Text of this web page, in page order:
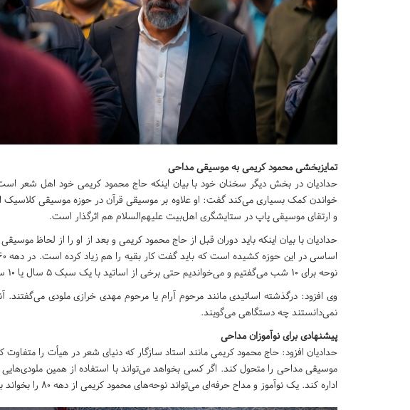
تمایزبخشی محمود کریمی به موسیقی مداحی
حدادیان در بخش دیگر سخنان خود با بیان اینکه حاج محمود کریمی خود اهل شعر
خواندن کمک بسیاری می‌کند گفت: او علاوه بر موسیقی قرآن در حوزه موسیقی کلاسیک
و ارتقای موسیقی پاپ در ستایشگری اهل‌بیت علیهم‌السلام هم اثرگذار است.
حدادیان با بیان اینکه باید دوران قبل از حاج محمود کریمی و بعد از او را از لحاظ
نوحه برای ۱۰ شب می‌گفتیم و می‌خواندیم حتی برخی از اساتید با یک سبک ۵ سال یا ۱۰ سال می‌خواندند.
وی افزود: درگذشته اساتیدی مانند مرحوم آرام یا مرحوم مهدی خرازی ملودی
نمی‌دانستند چه دستگاهی می‌گویند.
پیشنهادی برای نوآموزان مداحی
حدادیان افزود: حاج محمود کریمی مانند استاد سازگار که دنیای شعر در هیأت را
موسیقی مداحی را متحول کند. اگر کسی بخواهد می‌تواند با استفاده از همین
اداره کند. یک نوآموز و مداح حرفه‌ای می‌تواند نوحه‌های محمود کریمی از دهه ۸۰ را بخواند بدون اینکه نیاز به نوآوری داشته باشد.